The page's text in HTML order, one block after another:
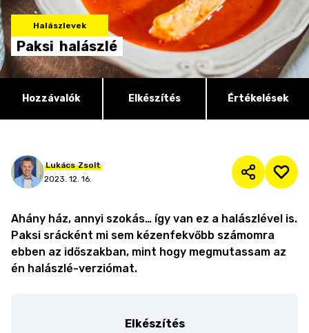
Halászlevek
Paksi halászlé
Hozzávalók Elkészítés Értékelések
Lukács Zsolt
2023. 12. 16.
Ahány ház, annyi szokás… így van ez a halászlével is.
Paksi srácként mi sem kézenfekvőbb számomra
ebben az időszakban, mint hogy megmutassam az
én halászlé-verziómat.
Elkészítés